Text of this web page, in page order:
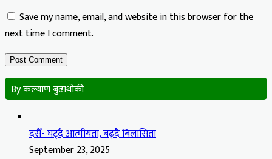
Save my name, email, and website in this browser for the
next time I comment.
By कल्याण बुढाथोकी
दसैँ- घट्दै आत्मीयता, बढ्दै बिलासिता
September 23, 2025